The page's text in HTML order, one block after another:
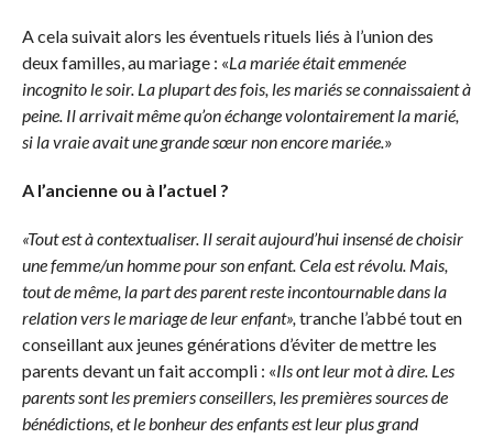
A cela suivait alors les éventuels rituels liés à l’union des
deux familles, au mariage : «La mariée était emmenée
incognito le soir. La plupart des fois, les mariés se connaissaient à
peine. Il arrivait même qu’on échange volontairement la marié,
si la vraie avait une grande sœur non encore mariée.»
A l’ancienne ou à l’actuel ?
«Tout est à contextualiser. Il serait aujourd’hui insensé de choisir
une femme/un homme pour son enfant. Cela est révolu. Mais,
tout de même, la part des parent reste incontournable dans la
relation vers le mariage de leur enfant»,tranche l’abbé tout en
conseillant aux jeunes générations d’éviter de mettre les
parents devant un fait accompli : «Ils ont leur mot à dire. Les
parents sont les premiers conseillers, les premières sources de
bénédictions, et le bonheur des enfants est leur plus grand